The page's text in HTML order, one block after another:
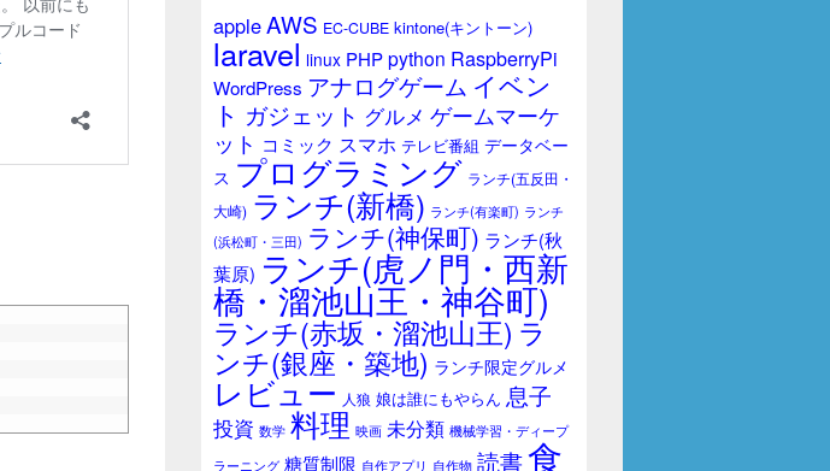
ジ
ッ
ト
appleAWS EC-CUBE kintone(キントーン)
laravel linux PHPpython RaspberryPi
WordPress アナログゲーム イベン
ト ガジェット グルメ ゲームマーケ
ット コミック スマホ テレビ番組 データベー
ス プログラミング ランチ(五反田・
大崎) ランチ(新橋) ランチ(有楽町) ランチ
(浜松町・三田) ランチ(神保町) ランチ(秋
葉原) ランチ(虎ノ門・西新
橋・溜池山王・神谷町)
ランチ(赤坂・溜池山王) ラ
ンチ(銀座・築地) ランチ限定グルメ
レビュー 人狼 娘は誰にもやらん 息子
投資 数学 料理 映画 未分類 機械学習・ディープ
ラーニング 糖質制限 自作アプリ 自作物 読書食